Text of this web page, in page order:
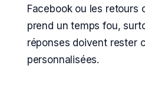
Facebook ou les retours
prend un temps fou,
réponses doivent rester
personnalisées.